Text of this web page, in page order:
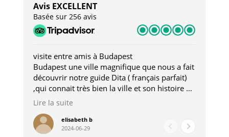
Avis EXCELLENT
Basée sur 256 avis
visite entre amis à Budapest
Budapest une ville magnifique que nous a fait
découvrir notre guide Dita ( français parfait)
,qui connait très bien la ville et son histoire et
qui nous a permis d'accéder à des lieux
pour les restaurants . A la fin de notre séjour
nous étions plus avec une amie qu' une guide
Lire la suite
elisabeth b
2024-06-29